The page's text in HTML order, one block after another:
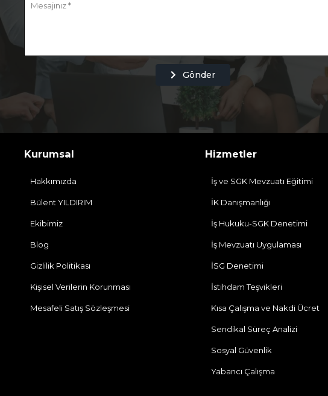
Gönder
Kurumsal
Hakkımızda
Bülent YILDIRIM
Ekibimiz
Blog
Gizlilik Politikası
Kişisel Verilerin Korunması
Mesafeli Satış Sözleşmesi
Hizmetler
İş ve SGK Mevzuatı Eğitimi
İK Danışmanlığı
İş Hukuku-SGK Denetimi
İş Mevzuatı Uygulaması
İSG Denetimi
İstihdam Teşvikleri
Kısa Çalışma ve Nakdi Ücret
Sendikal Süreç Analizi
Sosyal Güvenlik
Yabancı Çalışma